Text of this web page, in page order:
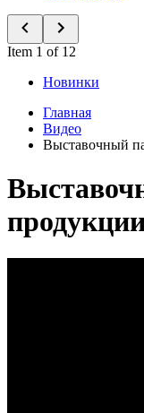
Item 1 of 12
Новинки
Главная
Видео
Выставочный